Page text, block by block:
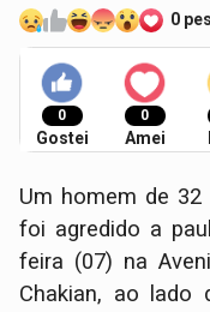
0
0
Gostei
0
Amei
Um homem de
foi agredido a
feira (07) na
Chakian, ao lado